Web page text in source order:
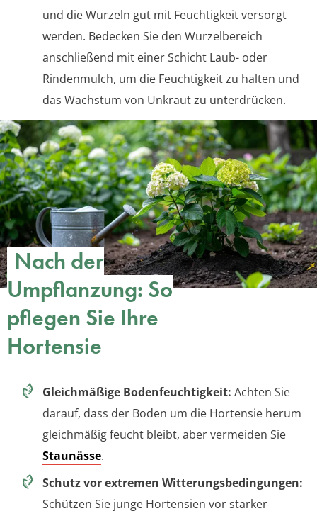
und die Wurzeln gut mit Feuchtigkeit versorgt
werden. Bedecken Sie den Wurzelbereich
anschließend mit einer Schicht Laub- oder
Rindenmulch, um die Feuchtigkeit zu halten und
das Wachstum von Unkraut zu unterdrücken.
Nach der
Umpflanzung: So
pflegen Sie Ihre
Hortensie
Gleichmäßige Bodenfeuchtigkeit: Achten Sie
darauf, dass der Boden um die Hortensie herum
gleichmäßig feucht bleibt, aber vermeiden Sie
Staunässe.
Schutz vor extremen Witterungsbedingungen:
Schützen Sie junge Hortensien vor starker